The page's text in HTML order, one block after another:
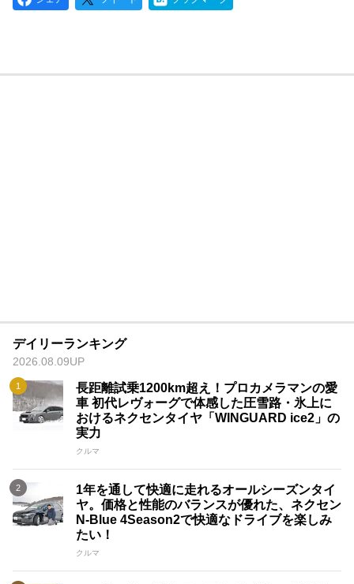
デイリーランキング
2026.08.09UP
長距離試乗1200km超え！プロカメラマンの愛
車 初代レヴォーグで体感した圧雪路・氷上に
おけるネクセンタイヤ「WINGUARD ice2」の
実力
クルマ
1年を通して快適に走れるオールシーズンタイ
ヤ。価格と性能のバランスが優れた、ネクセン
N-Blue 4Season2で快適なドライブを楽しみ
たい！
クルマ